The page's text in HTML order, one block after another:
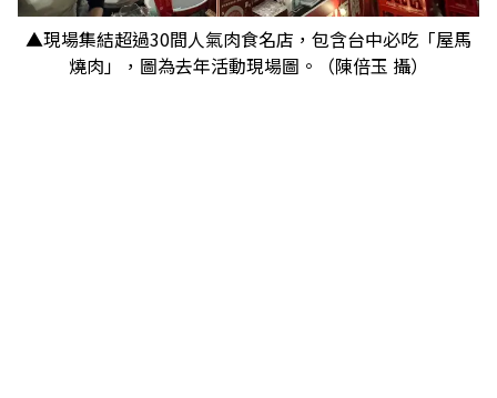
▲現場集結超過30間人氣肉食名店，包含台中必吃「屋馬
燒肉」，圖為去年活動現場圖。（陳倍玉 攝）